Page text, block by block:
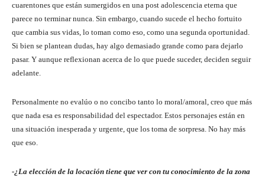
cuarentones que están sumergidos en una post adolescencia eterna que
parece no terminar nunca. Sin embargo, cuando sucede el hecho fortuito
que cambia sus vidas, lo toman como eso, como una segunda oportunidad.
Si bien se plantean dudas, hay algo demasiado grande como para dejarlo
pasar. Y aunque reflexionan acerca de lo que puede suceder, deciden seguir
adelante.
Personalmente no evalúo o no concibo tanto lo moral/amoral, creo que más
que nada esa es responsabilidad del espectador. Estos personajes están en
una situación inesperada y urgente, que los toma de sorpresa. No hay más
que eso.
-¿La elección de la locación tiene que ver con tu conocimiento de la zona